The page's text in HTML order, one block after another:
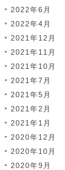
2022年6月
2022年4月
2021年12月
2021年11月
2021年10月
2021年7月
2021年5月
2021年2月
2021年1月
2020年12月
2020年10月
2020年9月